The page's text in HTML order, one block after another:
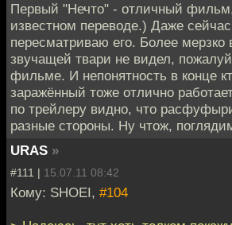
Первый "Нечто" - отличный
известном переводе.) Даже
пересматриваю его. Более
звучащей твари не видел,
фильме. И непонятность в конце
заражённый тоже отлично
по трейлеру видно, что
разные стороны. Ну чтож,
URAS »
#111 | 15.07.11 08:42
Кому: SHOEI, #104